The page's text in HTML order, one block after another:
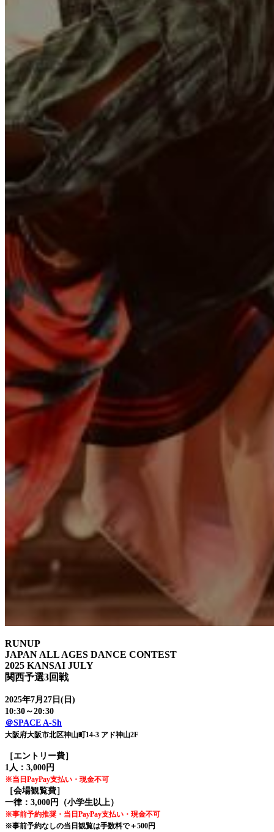
RUNUP
JAPAN ALL AGES DANCE CONTEST
2025 KANSAI JULY
関西予選3回戦
2025年7月27日(日)
10:30～20:30
＠SPACE A-Sh
大阪府大阪市北区神山町14-3 アド神山2F
［エントリー費］
1人：3,000円
※当日PayPay支払い・現金不可
［会場観覧費］
一律：3,000円（小学生以上）
※事前予約推奨・当日PayPay支払い・現金不可
※事前予約なしの当日観覧は手数料で＋500円